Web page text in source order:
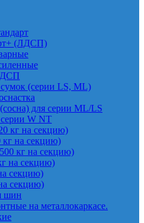
(ЛДСП)
(серии LS, ML)
для серии ML/LS
серии W NT
кг на секцию)
кг на секцию)
кг на секцию)
на секцию)
секцию)
секцию)
шин
на металлокаркасе.